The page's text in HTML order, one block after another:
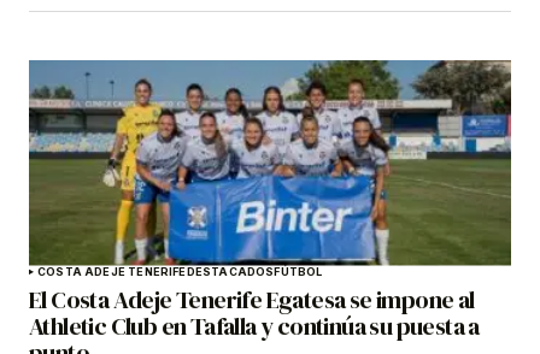
COSTA ADEJE TENERIFEDESTACADOSFÚTBOL
El Costa Adeje Tenerife Egatesa se impone al
Athletic Club en Tafalla y continúa su puesta a